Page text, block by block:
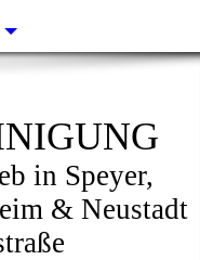
in Speyer,
& Neustadt